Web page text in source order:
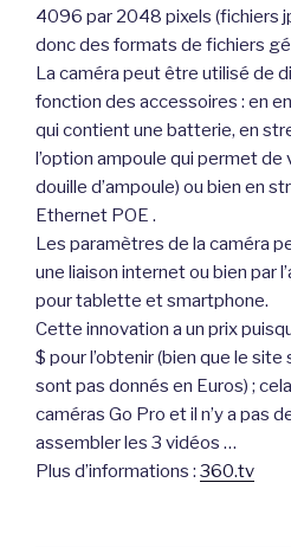
4096 par 2048 pixels (fichiers
donc des formats de fichiers
La caméra peut être utilisé de
fonction des accessoires : en
qui contient une batterie, en
l’option ampoule qui permet de
douille d’ampoule) ou bien en
Ethernet POE .
Les paramètres de la caméra
une liaison internet ou bien par
pour tablette et smartphone.
Cette innovation a un prix
$ pour l’obtenir (bien que le
sont pas donnés en Euros) ;
caméras Go Pro et il n’y a pas
assembler les 3 vidéos …
Plus d’informations : 360.tv